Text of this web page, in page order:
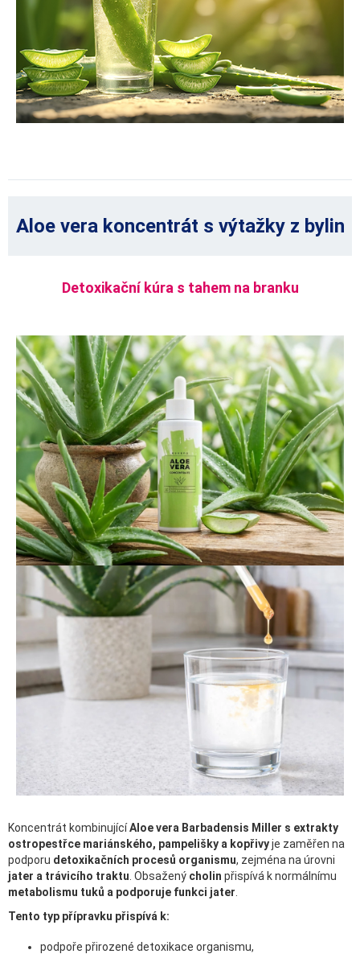
Aloe vera koncentrát s výtažky z bylin
Detoxikační kúra s tahem na branku
Koncentrát kombinujícíAloe vera Barbadensis Miller s extrakty
ostropestřce mariánského, pampelišky a kopřivyje zaměřen na
podporu detoxikačních procesů organismu, zejména na úrovni
jater a trávicího traktu . Obsažený cholin přispívá k normálnímu
metabolismu tuků a podporuje funkci jater
Tento typ přípravku přispívá k:
podpoře přirozené detoxikace organismu,